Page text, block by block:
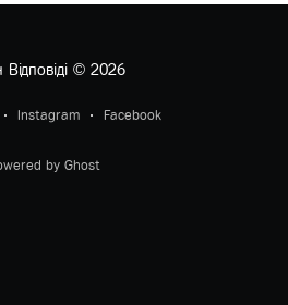
© 2026
Instagram Facebook
by Ghost